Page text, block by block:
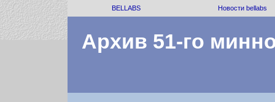
BELLABS Новости bellabs
Архив 51-го